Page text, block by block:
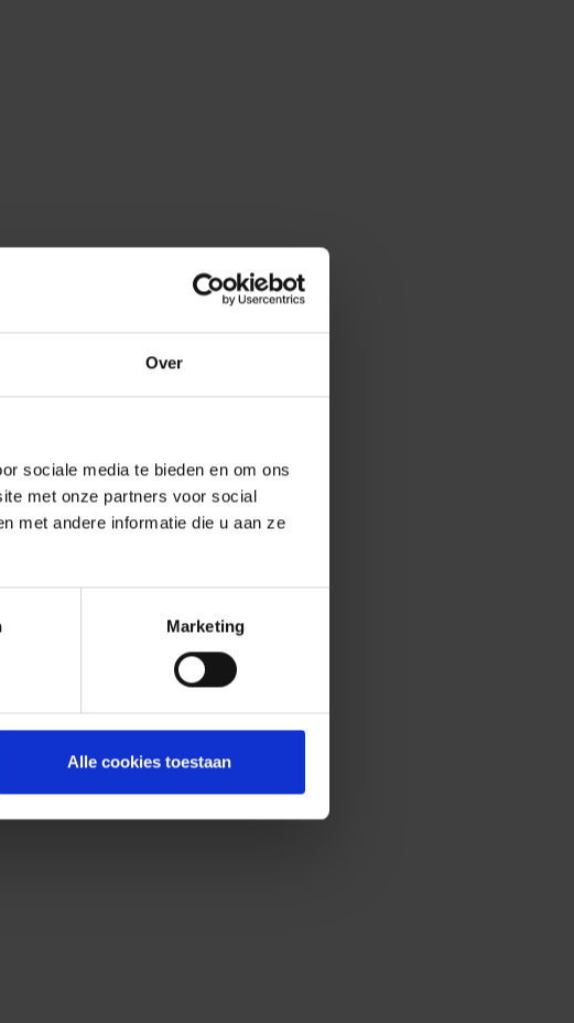
Over
sociale media te bieden en om ons
met onze partners voor social
met andere informatie die u aan ze
Marketing
Alle cookies toestaan